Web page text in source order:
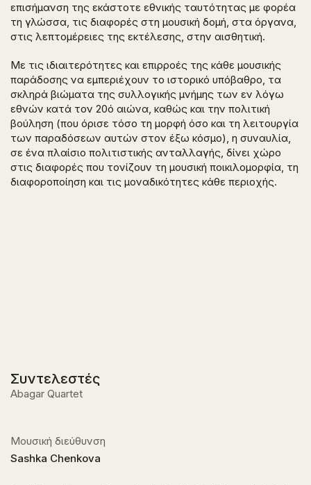
επισήμανση της εκάστοτε εθνικής ταυτότητας με φορέα
τη γλώσσα, τις διαφορές στη μουσική δομή, στα όργανα,
στις λεπτομέρειες της εκτέλεσης, στην αισθητική.
Με τις ιδιαιτερότητες και επιρροές της κάθε μουσικής
παράδοσης να εμπεριέχουν το ιστορικό υπόβαθρο, τα
σκληρά βιώματα της συλλογικής μνήμης των εν λόγω
εθνών κατά τον 20ό αιώνα, καθώς και την πολιτική
βούληση (που όρισε τόσο τη μορφή όσο και τη λειτουργία
των παραδόσεων αυτών στον έξω κόσμο), η συναυλία,
σε ένα πλαίσιο πολιτιστικής ανταλλαγής, δίνει χώρο
στις διαφορές που τονίζουν τη μουσική ποικιλομορφία, τη
διαφοροποίηση και τις μοναδικότητες κάθε περιοχής.
Συντελεστές
Abagar Quartet
Μουσική διεύθυνση
Sashka Chenkova